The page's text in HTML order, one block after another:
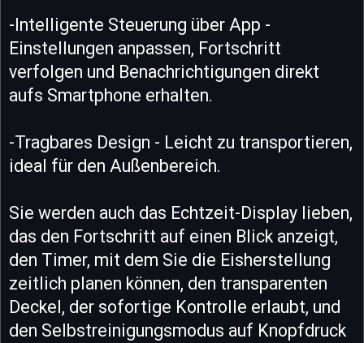
-Intelligente Steuerung über App -
Einstellungen anpassen, Fortschritt
verfolgen und Benachrichtigungen direkt
aufs Smartphone erhalten.
-Tragbares Design - Leicht zu transportieren,
ideal für den Außenbereich.
Sie werden auch das Echtzeit-Display lieben,
das den Fortschritt auf einen Blick anzeigt,
den Timer, mit dem Sie die Eisherstellung
zeitlich planen können, den transparenten
Deckel, der sofortige Kontrolle erlaubt, und
den Selbstreinigungsmodus auf Knopfdruck